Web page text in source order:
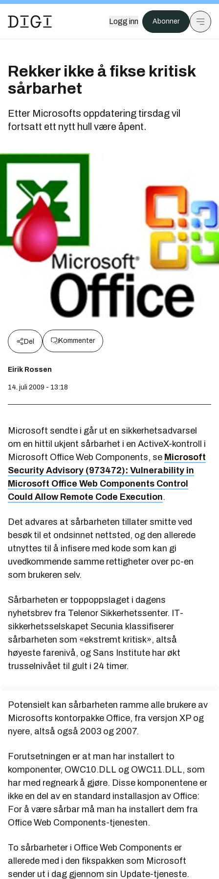
Logg inn Abonner
Rekker ikke å fikse kritisk
sårbarhet
Etter Microsofts oppdatering tirsdag vil
fortsatt ett nytt hull være åpent.
Del Kommenter
Eirik Rossen
14. juli 2009 - 13:18
Microsoft sendte i går ut en sikkerhetsadvarsel
om en hittil ukjent sårbarhet i en ActiveX-kontroll i
Microsoft Office Web Components, se Microsoft
Security Advisory (973472): Vulnerability in
Microsoft Office Web Components Control
Could Allow Remote Code Execution.
Det advares at sårbarheten tillater smitte ved
besøk til et ondsinnet nettsted, og den allerede
utnyttes til å infisere med kode som kan gi
uvedkommende samme rettigheter over pc-en
som brukeren selv.
Sårbarheten er toppoppslaget i dagens
nyhetsbrev fra Telenor Sikkerhetssenter. IT-
sikkerhetsselskapet Secunia klassifiserer
sårbarheten som «ekstremt kritisk», altså
høyeste farenivå, og Sans Institute har økt
trusselnivået til gult i 24 timer.
Potensielt kan sårbarheten ramme alle brukere av
Microsofts kontorpakke Office, fra versjon XP og
nyere, altså også 2003 og 2007.
Forutsetningen er at man har installert to
komponenter, OWC10.DLL og OWC11.DLL, som
har med regneark å gjøre. Disse komponentene er
ikke en del av en standard installasjon av Office:
For å være sårbar må man ha installert dem fra
Office Web Components-tjenesten.
To sårbarheter i Office Web Components er
allerede med i den fikspakken som Microsoft
sender ut i dag gjennom sin Update-tjeneste.